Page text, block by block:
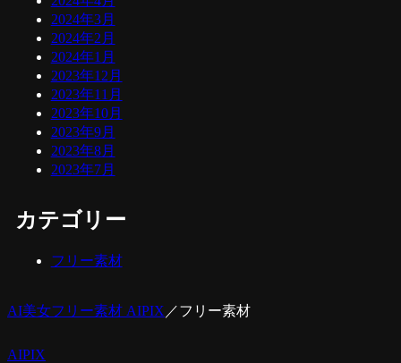
2024年3月
2024年2月
2024年1月
2023年12月
2023年11月
2023年10月
2023年9月
2023年8月
2023年7月
カテゴリー
フリー素材
AI美女フリー素材 AIPIX ／フリー素材
AIPIX